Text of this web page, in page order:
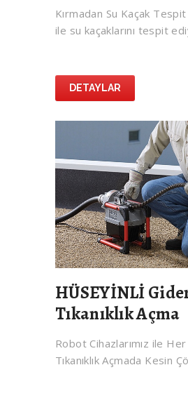
Kırmadan Su Kaçak Tespit
ile su kaçaklarını tespit
DETAYLAR
HÜSEYİNLİ
Tıkanıklık Açma
Robot Cihazlarımız ile
Tıkanıklık Açmada Kesin